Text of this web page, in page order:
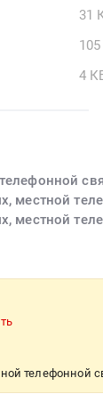
31
4
местной
местной
телефонной